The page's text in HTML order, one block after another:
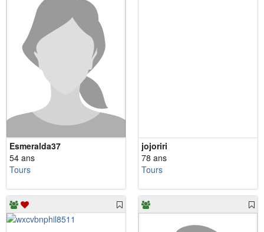
Esmeralda37
54 ans
Tours
jojoriri
78 ans
Tours